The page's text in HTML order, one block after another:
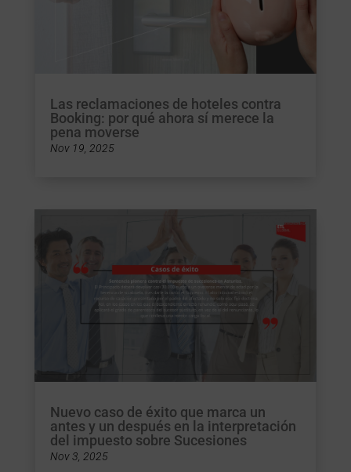
Las reclamaciones de hoteles contra
Booking: por qué ahora sí merece la
pena moverse
Nov 19, 2025
Nuevo caso de éxito que marca un
antes y un después en la interpretación
del impuesto sobre Sucesiones
Nov 3, 2025